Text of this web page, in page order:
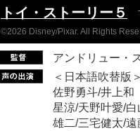
トイ・ストーリー５
©2026 Disney/Pixar. All Rights
アンドリュー・
＜日本語吹替版
佐野勇斗/井上和
星涼/天野叶愛/
雄二/三宅健太/